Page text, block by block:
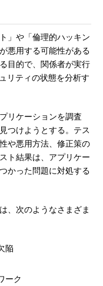
」や「倫理的ハッキン
悪用する可能性がある
目的で、関係者が実行
リティの状態を分析す
リケーションを調査
つけようとする。テス
や悪用方法、修正策の
ト結果は、アプリケー
かった問題に対処する
、次のようなさまざま
陥
ーク